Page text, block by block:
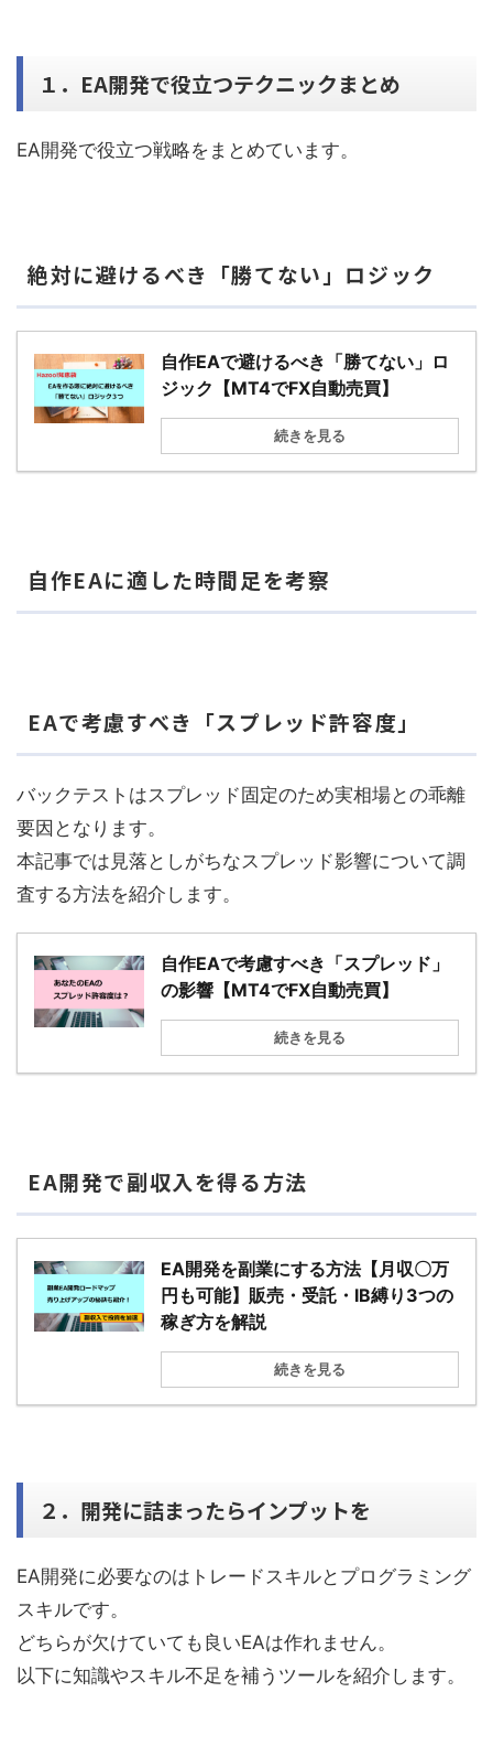
１．EA開発で役立つテクニックまとめ
EA開発で役立つ戦略をまとめています。
絶対に避けるべき「勝てない」ロジック
自作EAで避けるべき「勝てない」ロ
ジック【MT4でFX自動売買】
続きを見る
自作EAに適した時間足を考察
EAで考慮すべき「スプレッド許容度」
バックテストはスプレッド固定のため実相場との乖離
要因となります。
本記事では見落としがちなスプレッド影響について調
査する方法を紹介します。
自作EAで考慮すべき「スプレッド」
の影響【MT4でFX自動売買】
続きを見る
EA開発で副収入を得る方法
EA開発を副業にする方法【月収〇万
円も可能】販売・受託・IB縛り3つの
稼ぎ方を解説
続きを見る
２．開発に詰まったらインプットを
EA開発に必要なのはトレードスキルとプログラミング
スキルです。
どちらが欠けていても良いEAは作れません。
以下に知識やスキル不足を補うツールを紹介します。